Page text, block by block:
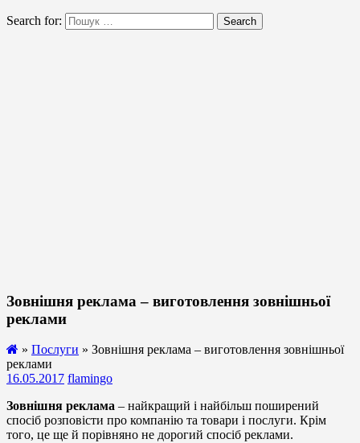
Search for: Search
Зовнішня реклама – виготовлення зовнішньої
реклами
» Послуги » Зовнішня реклама – виготовлення зовнішньої
реклами
16.05.2017 flamingo
Зовнішня реклама – найкращий і найбільш поширений
спосіб розповісти про компанію та товари і послуги. Крім
того, це ще й порівняно не дорогий спосіб реклами.